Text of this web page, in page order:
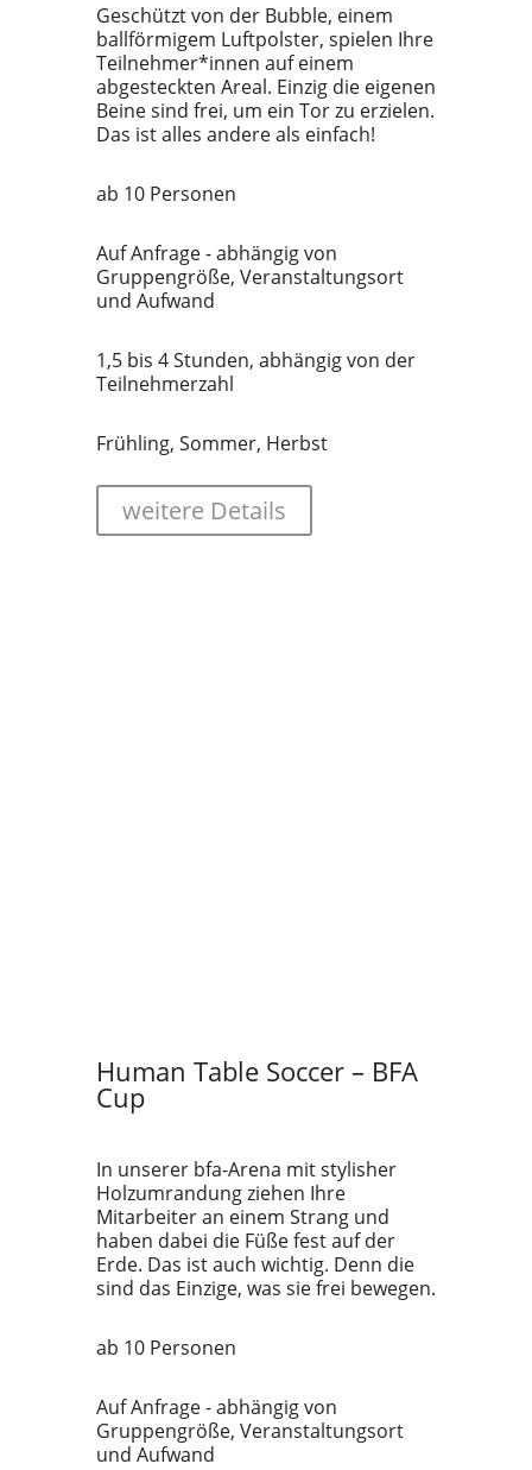
Geschützt von der Bubble, einem
ballförmigem Luftpolster, spielen Ihre
Teilnehmer*innen auf einem
abgesteckten Areal. Einzig die eigenen
Beine sind frei, um ein Tor zu erzielen.
Das ist alles andere als einfach!
ab 10 Personen
Auf Anfrage - abhängig von
Gruppengröße, Veranstaltungsort
und Aufwand
1,5 bis 4 Stunden, abhängig von der
Teilnehmerzahl
Frühling, Sommer, Herbst
weitere Details
Human Table Soccer – BFA
Cup
In unserer bfa-Arena mit stylisher
Holzumrandung ziehen Ihre
Mitarbeiter an einem Strang und
haben dabei die Füße fest auf der
Erde. Das ist auch wichtig. Denn die
sind das Einzige, was sie frei bewegen.
ab 10 Personen
Auf Anfrage - abhängig von
Gruppengröße, Veranstaltungsort
und Aufwand